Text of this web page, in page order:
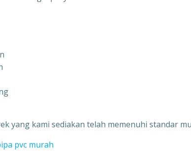
yang kami sediakan telah memenuhi standar
pvc murah